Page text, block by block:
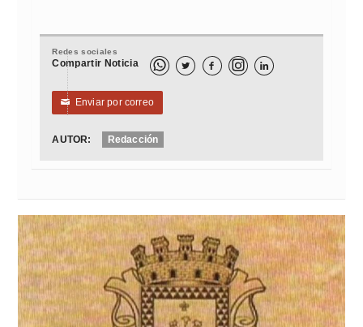
Redes sociales
Compartir Noticia   
✉ Enviar por correo
AUTOR: Redacción